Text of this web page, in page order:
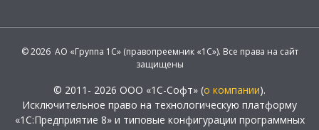
© 2026 АО «Группа 1С» (правопреемник «1С»). Все права на сайт
защищены
© 2011- 2026 ООО «1С-Софт» (о компании).
Исключительное право на технологическую платформу
«1С:Предприятие 8» и типовые конфигурации программных